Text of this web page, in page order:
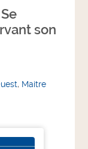
son
, Maitre